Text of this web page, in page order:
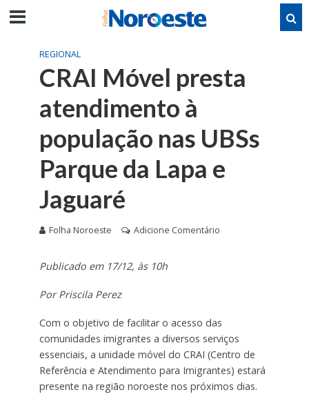
REGIONAL
CRAI Móvel presta
atendimento à
população nas UBSs
Parque da Lapa e
Jaguaré
Folha Noroeste Adicione Comentário
Publicado em 17/12, às 10h
Por Priscila Perez
Com o objetivo de facilitar o acesso das
comunidades imigrantes a diversos serviços
essenciais, a unidade móvel do CRAI (Centro de
Referência e Atendimento para Imigrantes) estará
presente na região noroeste nos próximos dias.